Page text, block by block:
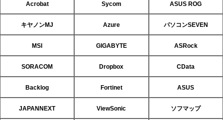
Acrobat Sycom ASUS ROG
キヤノンMJ Azure パソコンSEVEN
MSI GIGABYTE ASRock
SORACOM Dropbox CData
Backlog Fortinet ASUS
JAPANNEXT ViewSonic ソフマップ